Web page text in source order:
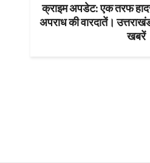
क्राइम अपडेट: एक तरफ
अपराध की वारदातें।
खबरें